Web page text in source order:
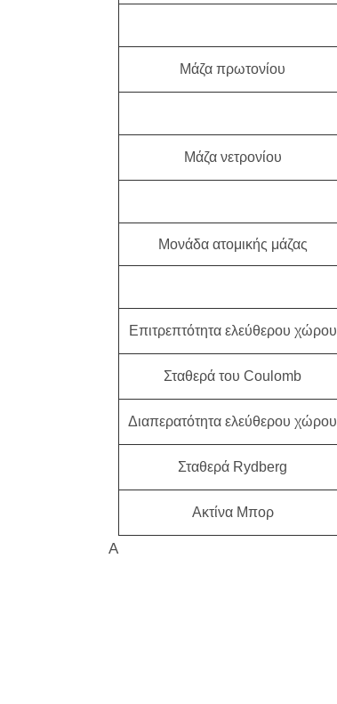
A
Μάζα πρωτονίου
Μάζα νετρονίου
Μονάδα ατομικής μάζας
Επιτρεπτότητα ελεύθερου χώρου
Σταθερά του Coulomb
Διαπερατότητα ελεύθερου χώρου
Σταθερά Rydberg
Ακτίνα Μπορ